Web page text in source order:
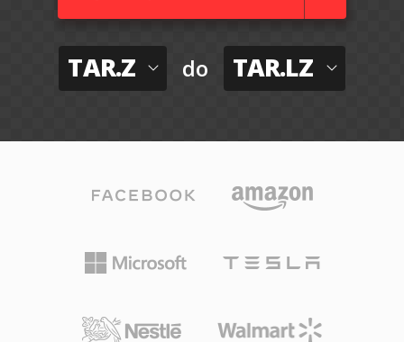
TAR.Z do TAR.LZ